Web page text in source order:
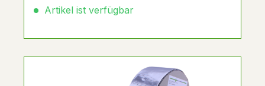
Alternative zu Systemnummer 298267, 288050,
Artikel ist verfügbar